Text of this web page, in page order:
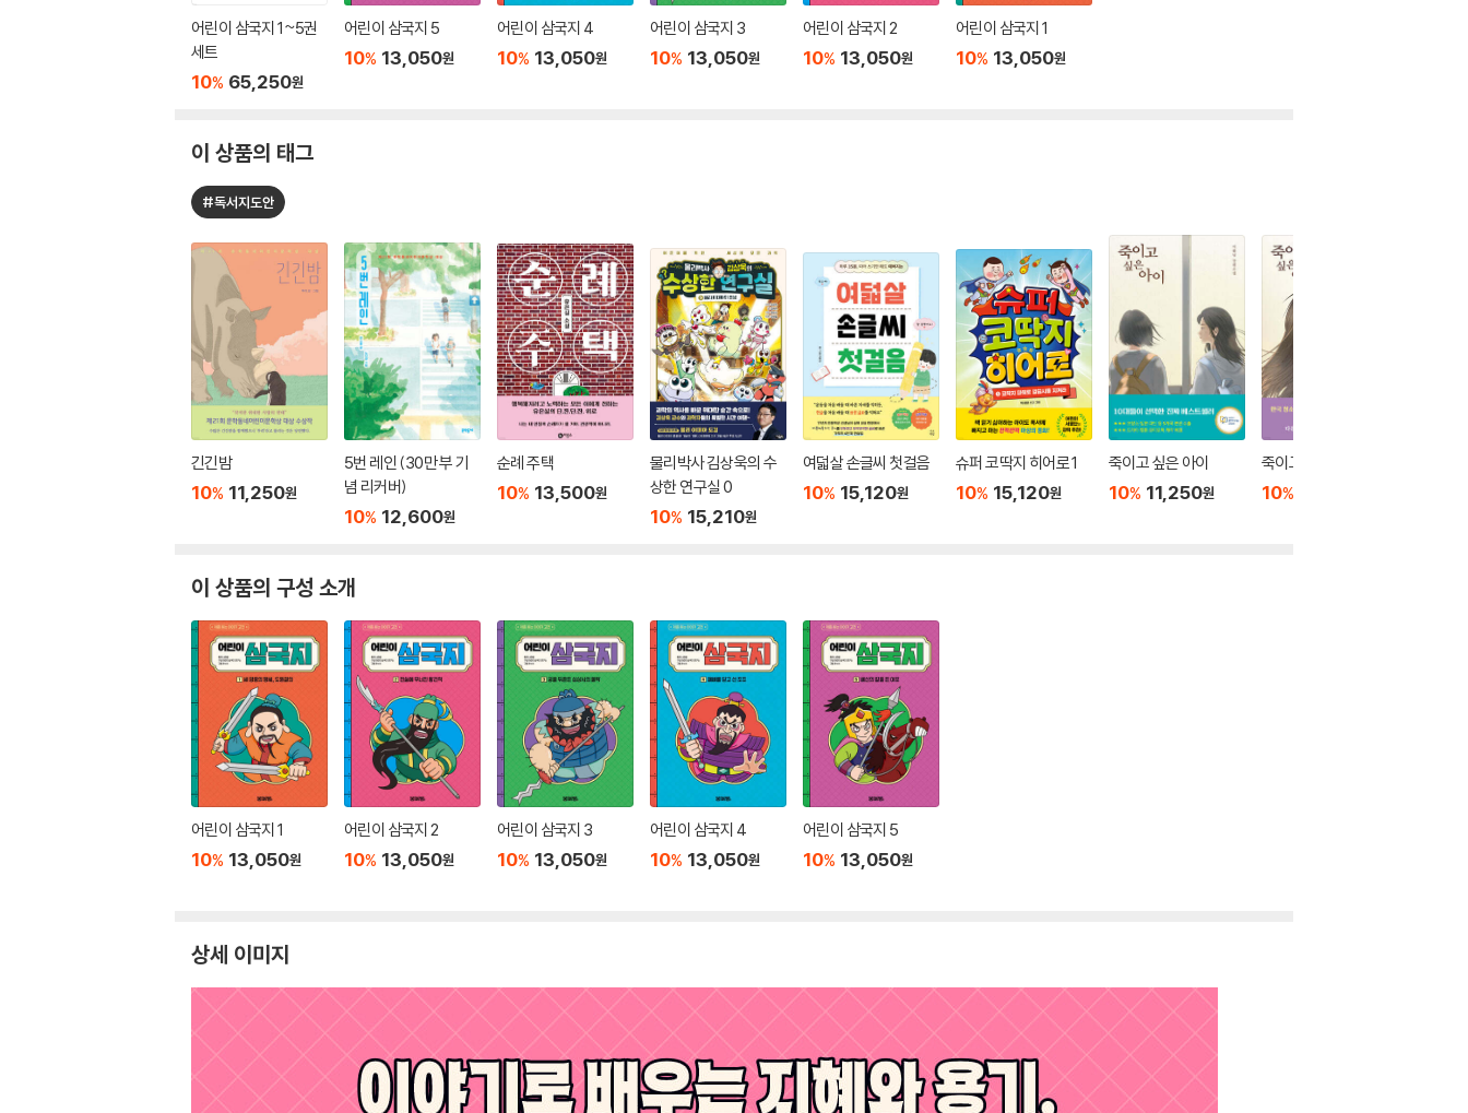
어린이 삼국지 1~5권
세트
10% 65,250원
어린이 삼국지 5
10% 13,050원
어린이 삼국지 4
10% 13,050원
어린이 삼국지 3
10% 13,050원
어린이 삼국지 2
10% 13,050원
어린이 삼국지 1
10% 13,050원
이 상품의 태그
#독서지도안
긴긴밤
10% 11,250원
5번 레인 (30만 부 기
념 리커버)
10% 12,600원
순례 주택
10% 13,500원
물리박사 김상욱의 수
상한 연구실 0
10% 15,210원
여덟살 손글씨 첫걸음
10% 15,120원
슈퍼 코딱지 히어로 1
10% 15,120원
죽이고 싶은 아이
10% 11,250원
죽이고 싶은 아이 2
10%
이 상품의 구성 소개
어린이 삼국지 1
10% 13,050원
어린이 삼국지 2
10% 13,050원
어린이 삼국지 3
10% 13,050원
어린이 삼국지 4
10% 13,050원
어린이 삼국지 5
10% 13,050원
상세 이미지